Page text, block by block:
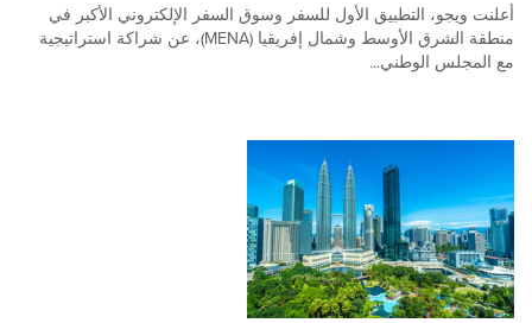
أعلنت ويجو، التطبيق الأول للسفر وسوق السفر الإلكتروني الأكبر في
منطقة الشرق الأوسط وشمال إفريقيا (MENA)، عن شراكة استراتيجية
مع المجلس الوطني...